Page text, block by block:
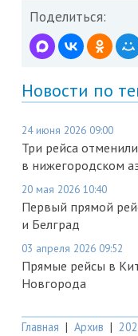
Поделиться:
Новости по
24 июня 2026 09:00
Три рейса
в нижегородском
20 мая 2026 10:40
Первый прямой
и Белград
03 апреля 2026 09:52
Прямые рейсы в
Новгорода
Главная | Архив |